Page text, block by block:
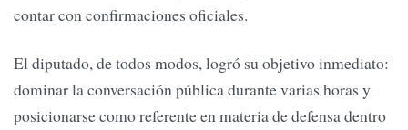
contar con confirmaciones oficiales.
El diputado, de todos modos, logró su objetivo inmediato:
dominar la conversación pública durante varias horas y
posicionarse como referente en materia de defensa dentro